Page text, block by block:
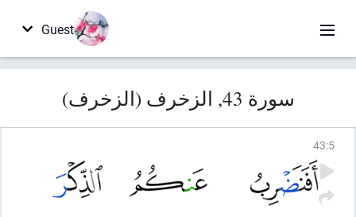
Guest
سورة 43, الزخرف (الزخرف)
43:5